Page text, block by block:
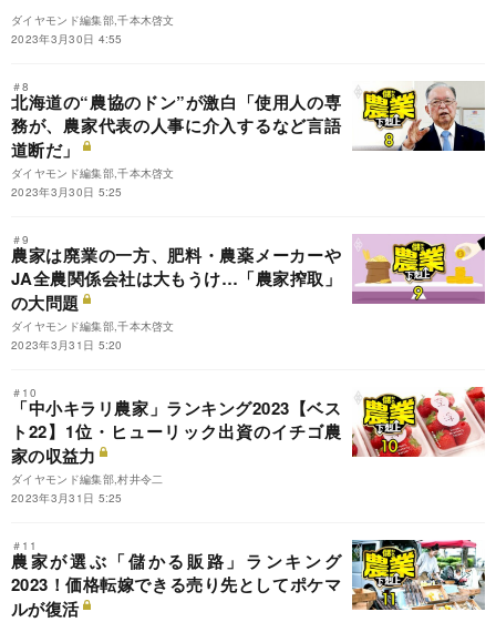
ダイヤモンド編集部,千本木啓文
2023年3月30日 4:55
＃8
北海道の“農協のドン”が激白「使用人の専
務が、農家代表の人事に介入するなど言語
道断だ」
ダイヤモンド編集部,千本木啓文
2023年3月30日 5:25
＃9
農家は廃業の一方、肥料・農薬メーカーや
JA全農関係会社は大もうけ…「農家搾取」
の大問題
ダイヤモンド編集部,千本木啓文
2023年3月31日 5:20
＃10
「中小キラリ農家」ランキング2023【ベス
ト22】1位・ヒューリック出資のイチゴ農
家の収益力
ダイヤモンド編集部,村井令二
2023年3月31日 5:25
＃11
農家が選ぶ「儲かる販路」ランキング
2023！価格転嫁できる売り先としてポケマ
ルが復活